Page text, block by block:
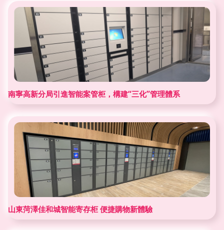
南寧高新分局引進智能案管柜，構建“三化”管理體系
山東菏澤佳和城智能寄存柜 便捷購物新體驗